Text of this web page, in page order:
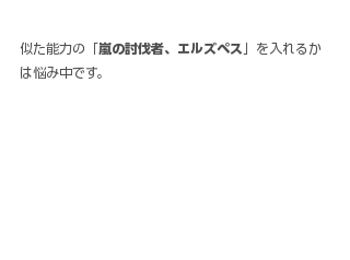
似た能力の「嵐の討伐者、エルズペス
」を入れるか
は悩み中です。